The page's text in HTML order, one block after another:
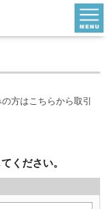
方はこちらから取引
ください。